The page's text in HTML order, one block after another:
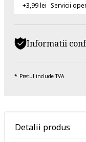
+3,99 lei Servicii
Informatii
Pretul include TVA.
Detalii produs